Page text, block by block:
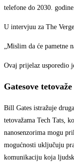
telefone do 2030.
U intervjuu za The
„Mislim da će pametne
Ovaj prijelaz usporedio
Gatesove tetovaže
Bill Gates istražuje
tetovažama Tech Tats,
nanosenzorima mogu
mogućnosti uključuju
komunikaciju koja